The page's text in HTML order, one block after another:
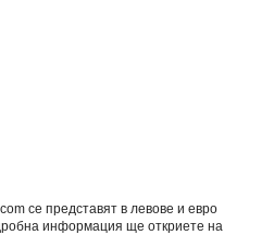
се представят в левове и евро
информация ще откриете на